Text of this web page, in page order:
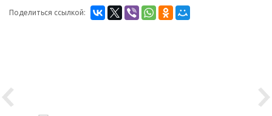
Поделиться ссылкой:
Previous